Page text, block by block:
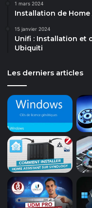
1 mars 2024
Installation de Home
15 janvier 2024
Unifi : Installation et
Ubiquiti
Les derniers articles